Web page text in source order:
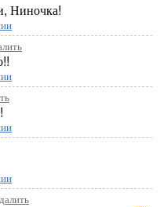
Ниночка!